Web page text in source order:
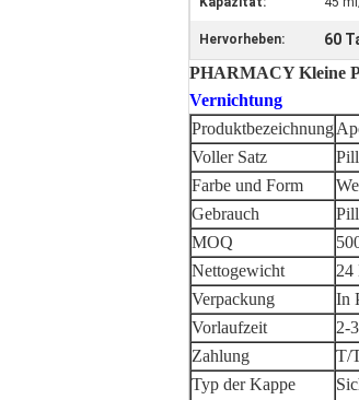
Hervorheben: 60
PHARMACY Kleine
Vernichtung
Produktbezeichnung
Voller Satz
Farbe und Form
Gebrauch
MOQ
Nettogewicht
24
Verpackung
In
Vorlaufzeit
2-
Zahlung
T/
Typ der Kappe